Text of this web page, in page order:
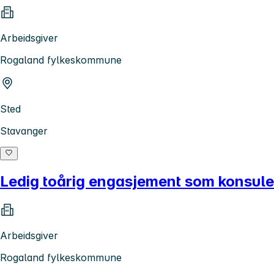
Arbeidsgiver
Rogaland fylkeskommune
Sted
Stavanger
Ledig toårig engasjement som
Arbeidsgiver
Rogaland fylkeskommune